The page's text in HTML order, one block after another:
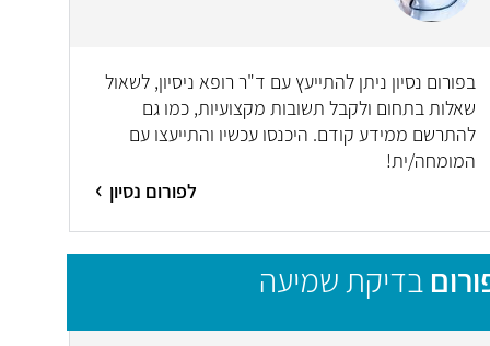
בפורום נסיון ניתן להתייעץ עם ד"ר רופא ניסיון, לשאול
שאלות בתחום ולקבל תשובות מקצועיות, כמו גם
להתרשם ממידע קודם. היכנסו עכשיו והתייעצו עם
המומחה/ית!
לפורום נסיון
בדיקת שמיעה